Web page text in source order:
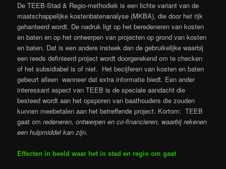
De TEEB-Stad & Regio-methodiek is een lichte variant van de
maatschappelijke kostenbatenanalyse (MKBA), die door het rijk
gehanteerd wordt. De nadruk ligt op het beredeneren van kosten
en baten en op het ontwerpen van projecten op grond van kosten
en baten. Dat is een andere insteek dan de gebruikelijke waarbij
een reeds definieerd project wordt doorgerekend om te checken
of het subsidiabel is of niet. Het becijferen van kosten en baten
gebeurt alleen wanneer dat extra informatie biedt. Een ander
interessant aspect van TEEB is de speciale aandacht die
besteed wordt aan het opsporen van baathouders die zouden
kunnen meebetalen aan het betreffende project. Kortom: TEEB
gaat omredeneren, ontwerpen en co-financieren, waarbij rekenen
een hulpmiddel kan zijn.
Effecten in beeld waar het in stad en regio om gaat